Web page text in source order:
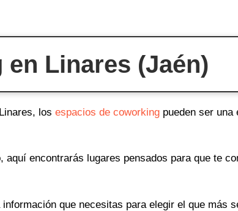
Linares (Jaén)
los espacios de coworking pueden ser una
encontrarás lugares pensados para que te
información que necesitas para elegir el que más